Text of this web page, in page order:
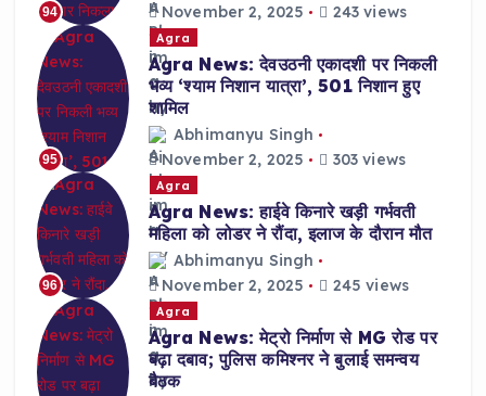
94
November 2, 2025
243 views
95
Agra
Agra News: देवउठनी एकादशी पर निकली
भव्य ‘श्याम निशान यात्रा’, 501 निशान हुए
शामिल
Abhimanyu Singh
November 2, 2025
303 views
96
Agra
Agra News: हाईवे किनारे खड़ी गर्भवती
महिला को लोडर ने रौंदा, इलाज के दौरान मौत
Abhimanyu Singh
November 2, 2025
245 views
Agra
Agra News: मेट्रो निर्माण से MG रोड पर
बढ़ा दबाव; पुलिस कमिश्नर ने बुलाई समन्वय
बैठक